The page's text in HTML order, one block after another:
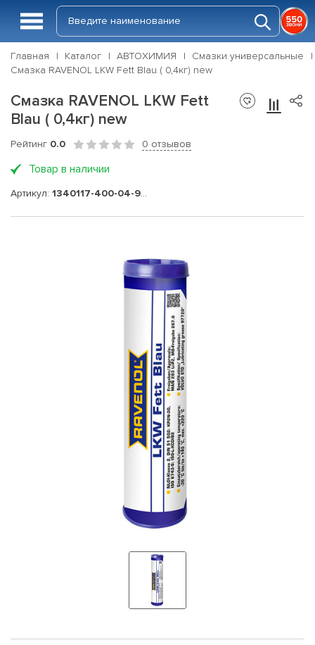
Главная Каталог АВТОХИМИЯ
Смазки универсальные
Смазка RAVENOL LKW Fett Blau ( 0,4кг) new
Смазка RAVENOL LKW Fett
Blau ( 0,4кг) new
Рейтинг 0.0 0 отзывов
Товар в наличии
Артикул: 1340117-400-04-999